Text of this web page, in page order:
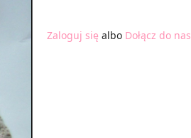
Zaloguj się albo Dołącz do nas